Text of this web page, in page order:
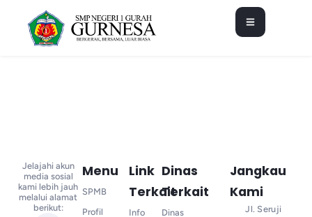
Jelajahi akun
media sosial
kami lebih jauh
melalui alamat
berikut:
Menu
SPMB
Profil
Link
Terkait
Info
Dinas
Terkait
Dinas
Jangkau
Kami
Jl. Seruji